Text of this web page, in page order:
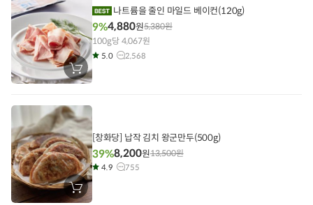
장
바
에
담
기
나트륨을 줄인 마일드 베이컨(120g)
9%4,880원5,380원
100g당 4,067원
5.0 2,568
장
바
[창화당] 납작 김치 왕군만두(500g)
39%8,200원13,500원
4.9 755